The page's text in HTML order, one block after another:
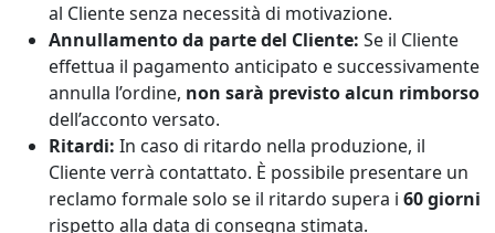
al Cliente senza necessità di motivazione.
Annullamento da parte del Cliente: Se il Cliente
effettua il pagamento anticipato e successivamente
annulla l’ordine, non sarà previsto alcun rimborso
dell’acconto versato.
Ritardi: In caso di ritardo nella produzione, il
Cliente verrà contattato. È possibile presentare un
reclamo formale solo se il ritardo supera i 60 giorni
rispetto alla data di consegna stimata.